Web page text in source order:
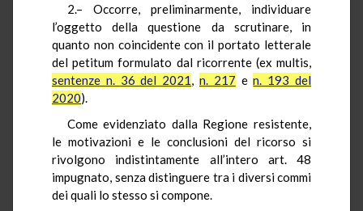
2.– Occorre, preliminarmente, individuare
l’oggetto della questione da scrutinare, in
quanto non coincidente con il portato letterale
del petitum formulato dal ricorrente (ex multis,
sentenze n. 36 del 2021,n. 217 en. 193 del
2020).
Come evidenziato dalla Regione resistente,
le motivazioni e le conclusioni del ricorso si
rivolgono indistintamente all’intero art. 48
impugnato, senza distinguere tra i diversi commi
dei quali lo stesso si compone.